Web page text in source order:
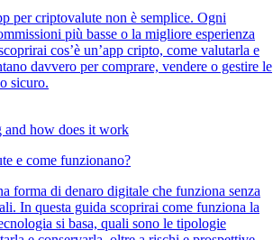
per criptovalute non è semplice. Ogni
più basse o la migliore esperienza
cos’è un’app cripto, come valutarla e
davvero per comprare, vendere o gestire le
sicuro.
e come funzionano?
forma di denaro digitale che funziona senza
In questa guida scoprirai come funziona la
si basa, quali sono le tipologie